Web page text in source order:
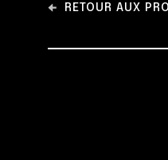
RETOUR AUX